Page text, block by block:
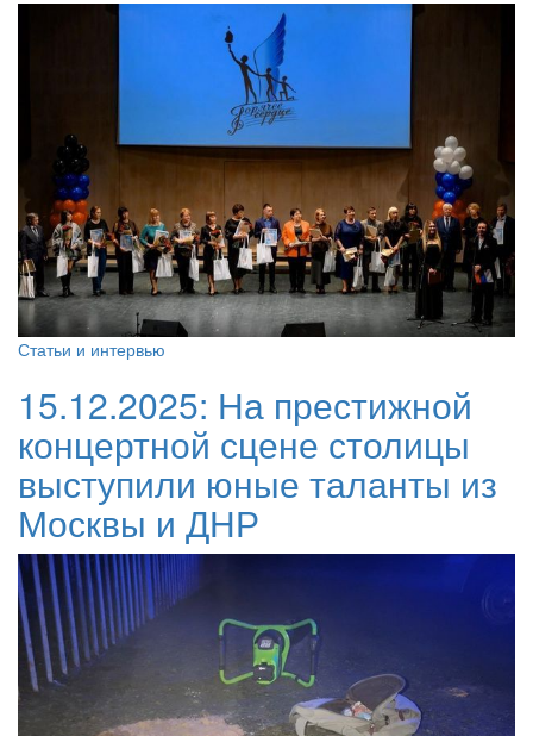
Статьи и интервью
15.12.2025: На престижной
концертной сцене столицы
выступили юные таланты из
Москвы и ДНР